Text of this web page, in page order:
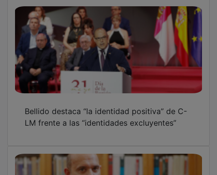
Bellido destaca “la identidad positiva” de C-
LM frente a las “identidades excluyentes”